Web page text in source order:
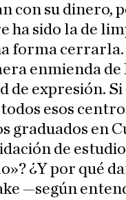
con su dinero,
ha sido la de
forma cerrarla.
enmienda
de expresión.
esos
graduados en
de
¿Y por qué
—según